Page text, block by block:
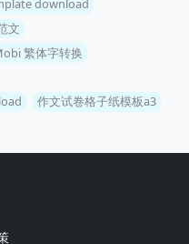
download
文
繁体字转换
作文试卷格子纸模板a3